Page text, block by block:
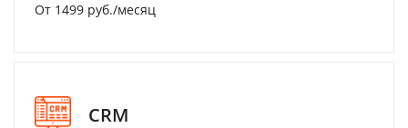
От 1499 руб./месяц
CRM